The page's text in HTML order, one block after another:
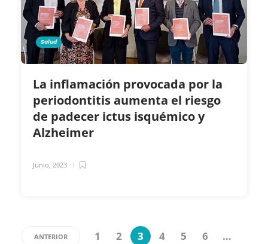
Salud
La inflamación provocada por la
periodontitis aumenta el riesgo
de padecer ictus isquémico y
Alzheimer
Junio, 2023
ANTERIOR 1 2 3 4 5 6
…